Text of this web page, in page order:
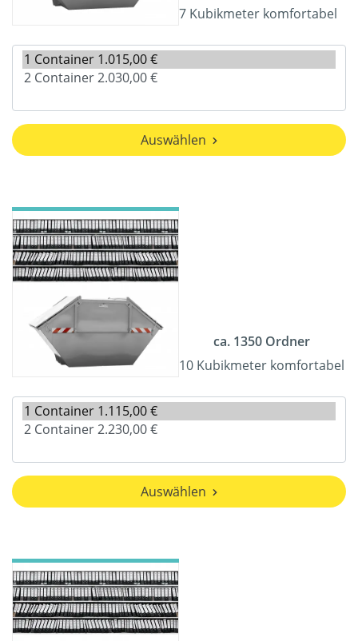
7 Kubikmeter komfortabel
Auswählen
ca. 1350 Ordner
10 Kubikmeter komfortabel
Auswählen